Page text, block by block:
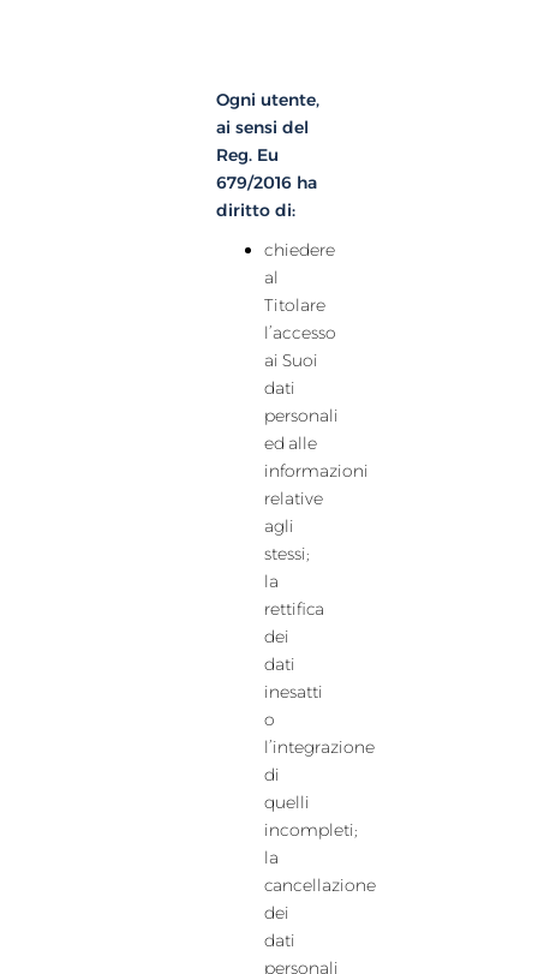
Ogni utente,
ai sensi del
Reg. Eu
679/2016 ha
diritto di:
chiedere
al
Titolare
l’accesso
ai Suoi
dati
personali
ed alle
informazioni
relative
agli
stessi;
la
rettifica
dei
dati
inesatti
o
l’integrazione
di
quelli
incompleti;
la
cancellazione
dei
dati
personali